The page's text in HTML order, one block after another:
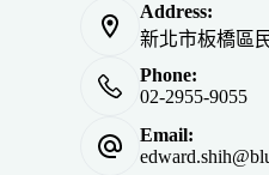
Address:
新北市板橋區
Phone:
02-2955-9055
Email: